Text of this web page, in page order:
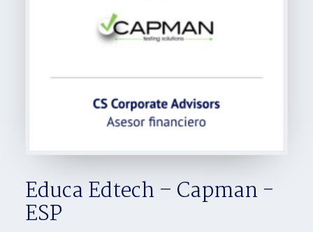
Educa Edtech – Capman -
ESP